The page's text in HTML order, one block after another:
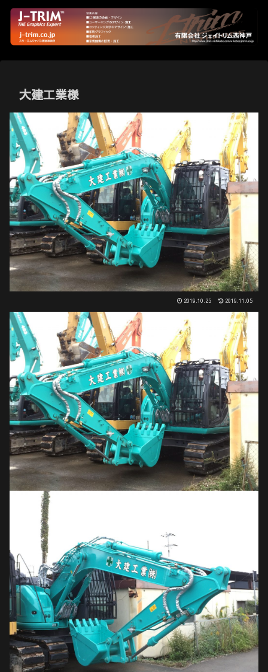
大建工業様
2019.10.25 2019.11.05